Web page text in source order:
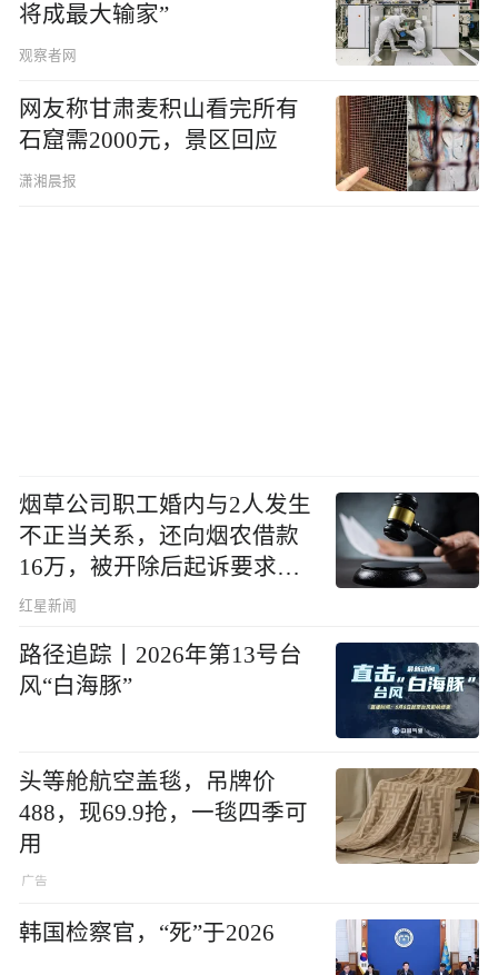
将成最大输家”
观察者网
网友称甘肃麦积山看完所有
石窟需2000元，景区回应
潇湘晨报
烟草公司职工婚内与2人发生
不正当关系，还向烟农借款
16万，被开除后起诉要求复
职，法院判了
红星新闻
路径追踪丨2026年第13号台
风“白海豚”
头等舱航空盖毯，吊牌价
488，现69.9抢，一毯四季可
用
韩国检察官，“死”于2026